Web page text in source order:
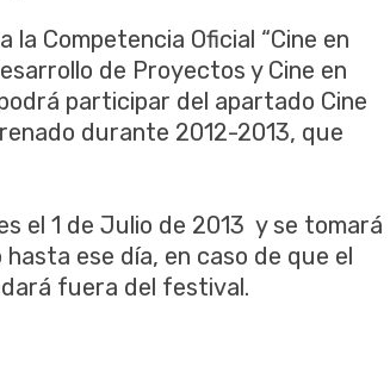
Competencia Oficial “Cine en
de Proyectos y Cine en
participar del apartado Cine
durante 2012-2013, que
el 1 de Julio de 2013 y se tomará
ese día, en caso de que el
fuera del festival.